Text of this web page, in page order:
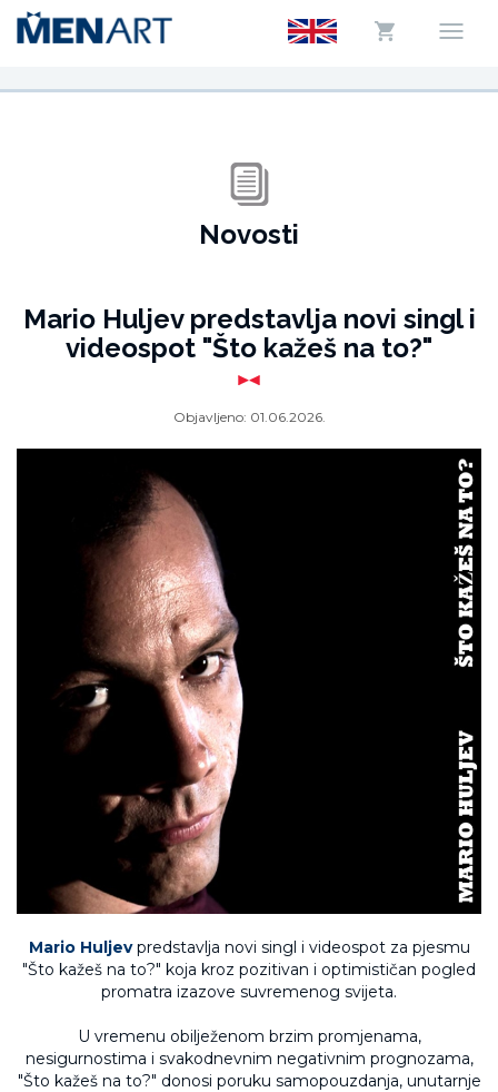
Novosti
Mario Huljev predstavlja novi singl i
videospot "Što kažeš na to?"
Objavljeno: 01.06.2026.
Mario Huljevpredstavlja novi singl i videospot za pjesmu
"Što kažeš na to?" koja kroz pozitivan i optimističan pogled
promatra izazove suvremenog svijeta.
U vremenu obilježenom brzim promjenama,
nesigurnostima i svakodnevnim negativnim prognozama,
"Što kažeš na to?" donosi poruku samopouzdanja, unutarnje